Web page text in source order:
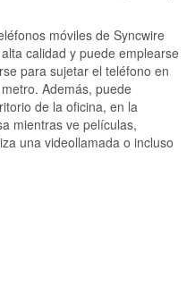
móviles de Syncwire
calidad y puede emplearse
para sujetar el teléfono en
Además, puede
de la oficina, en la
mientras ve películas,
una videollamada o incluso